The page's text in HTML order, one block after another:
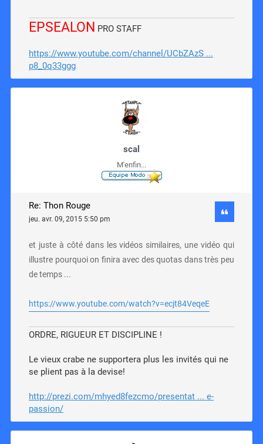
EPSEALON PRO STAFF
https://www.youtube.com/channel/UCbZAzS ...
p8_0q33ggg
scal
M'enfin...
Re: Thon Rouge
jeu. avr. 09, 2015 5:50 pm
et juste à côté dans les vidéos similaires, une vidéo qui
illustre pourquoi on finira avec des quotas dans très peu
de temps ...
https://www.youtube.com/watch?v=ecjt84VeqeE
ORDRE, RIGUEUR ET DISCIPLINE !
Le vieux crabe ne supportera plus les invités qui ne
se plient pas à la devise!
http://prezi.com/mhyed8fezcmo/presentat ... e-
passion/